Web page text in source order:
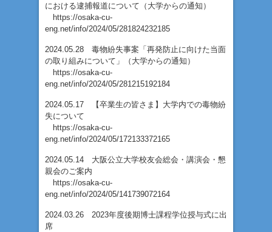
における逮捕報道について（大学からの通知）
https://osaka-cu-
eng.net/info/2024/05/281824232185
2024.05.28 毒物紛失事案「再発防止に向けた当面
の取り組みについて」（大学からの通知）
https://osaka-cu-
eng.net/info/2024/05/281215192184
2024.05.17 【卒業生の皆さま】大学内での毒物紛
失について
https://osaka-cu-
eng.net/info/2024/05/172133372165
2024.05.14 大阪公立大学校友会総会・講演会・懇
親会のご案内
https://osaka-cu-
eng.net/info/2024/05/141739072164
2024.03.26 2023年度後期博士課程学位授与式に出
席